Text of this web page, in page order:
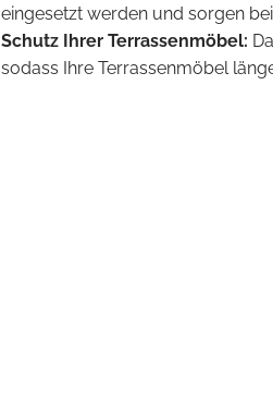
eingesetzt werden und sorgen
Schutz Ihrer Terrassenmöbel:
sodass Ihre Terrassenmöbel